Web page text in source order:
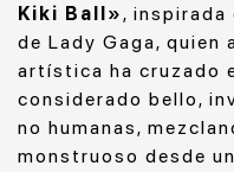
Kiki Ball», inspirada
de Lady Gaga,
artística ha cruzado
considerado bello,
no humanas,
monstruoso desde